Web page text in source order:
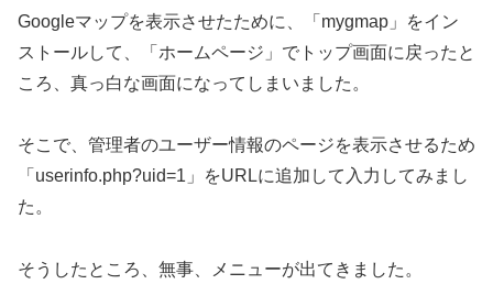
Googleマップを表示させたために、「mygmap」をイン
ストールして、「ホームページ」でトップ画面に戻ったと
ころ、真っ白な画面になってしまいました。
そこで、管理者のユーザー情報のページを表示させるため
「userinfo.php?uid=1」をURLに追加して入力してみまし
た。
そうしたところ、無事、メニューが出てきました。